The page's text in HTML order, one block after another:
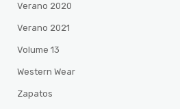
Verano 2020
Verano 2021
Volume 13
Western Wear
Zapatos